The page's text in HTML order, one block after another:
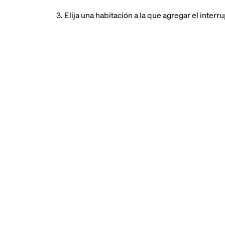
3. Elija una habitación a la que agregar el